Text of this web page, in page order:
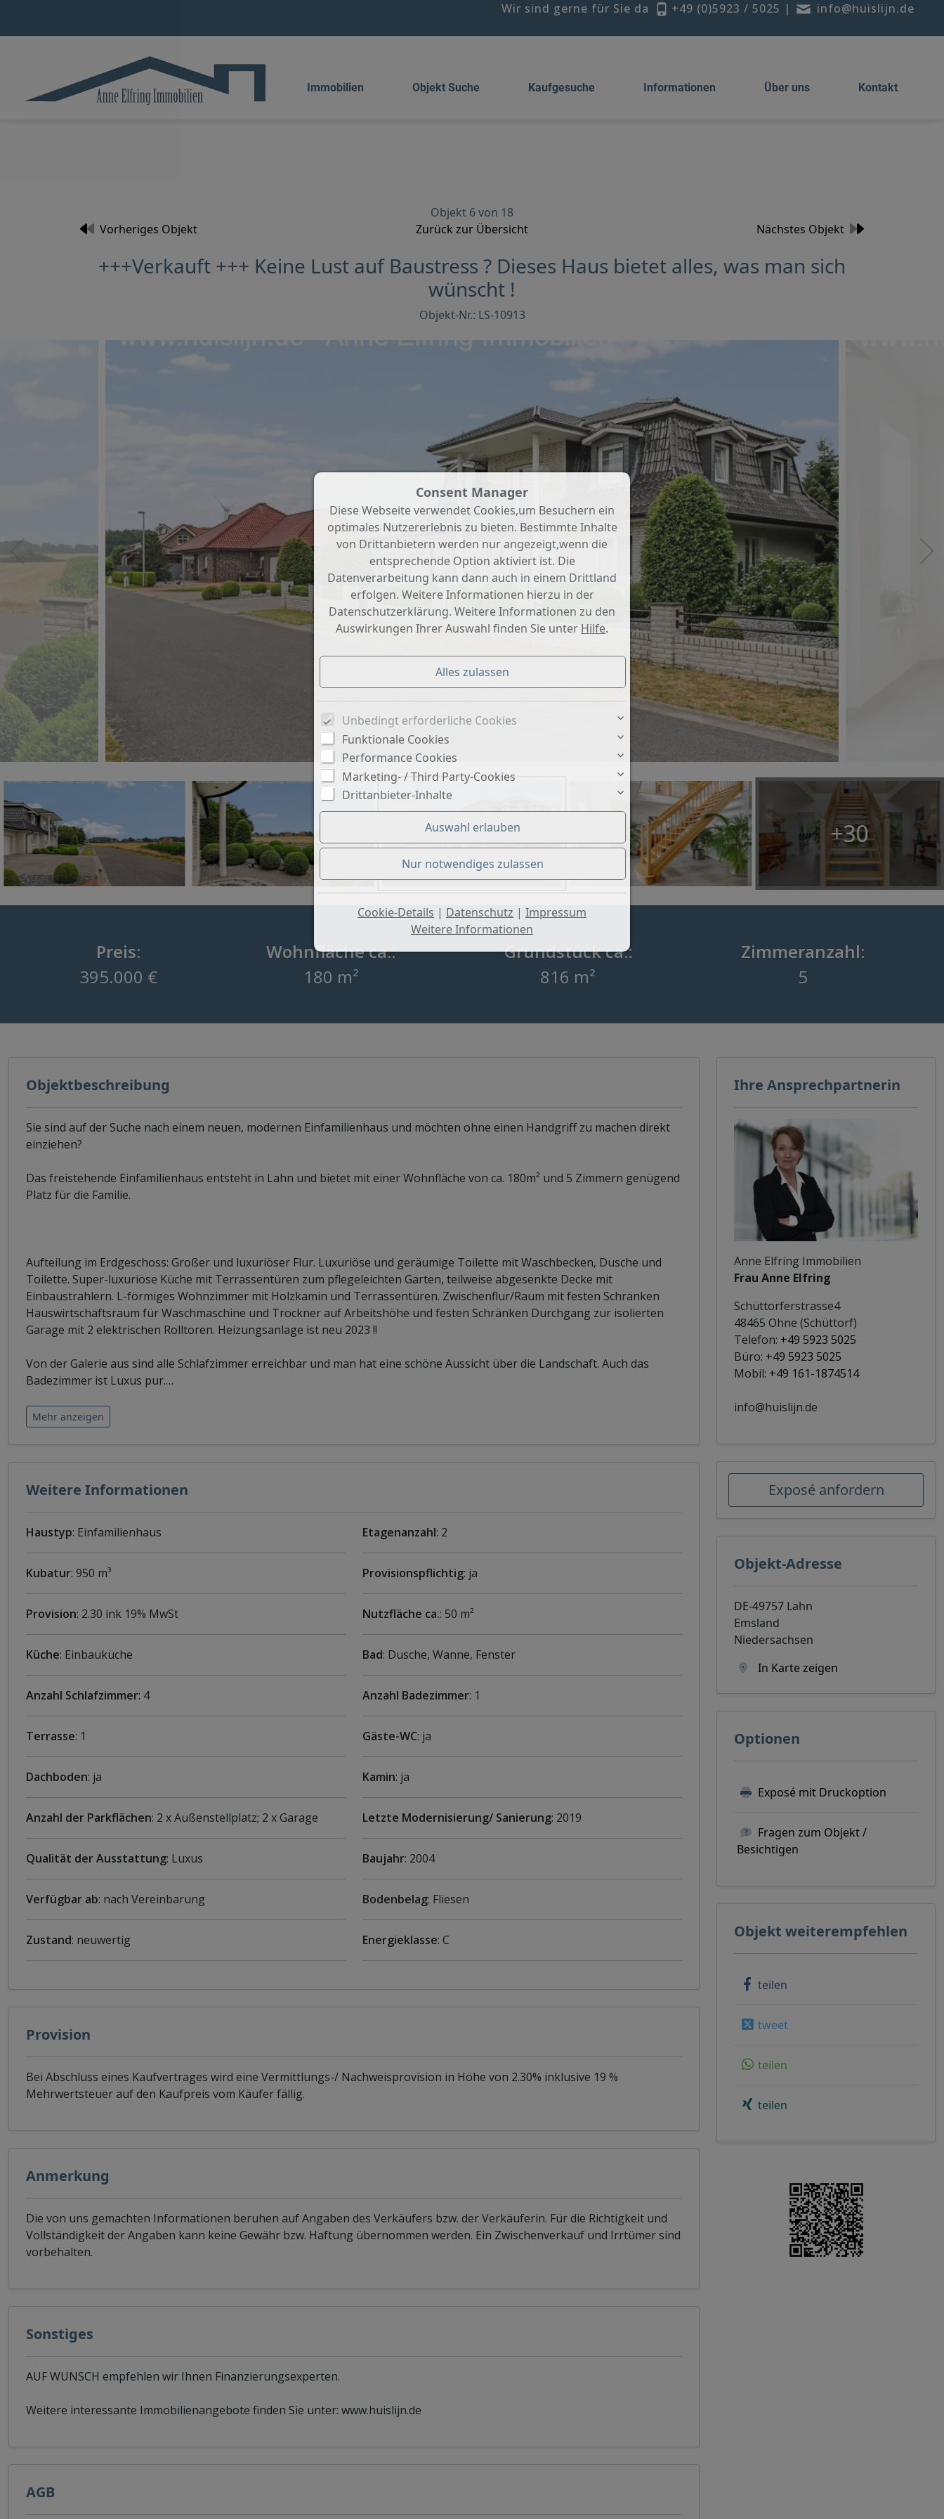
Wir sind gerne für Sie da +49 (0)5923 / 5025 | info@huislijn.de
Immobilien Objekt Suche Kaufgesuche Informationen Über uns Kontakt
Objekt 6 von 18
Nächstes Objekt
Vorheriges Objekt Zurück zur Übersicht
+++Verkauft +++ Keine Lust auf Baustress ? Dieses Haus bietet alles, was man sich
wünscht !
Objekt-Nr.: LS-10913
+30
Preis:
395.000 €
Wohnfläche ca.:
180 m²
Grundstück ca.:
816 m²
Zimmeranzahl:
5
Objektbeschreibung
Sie sind auf der Suche nach einem neuen, modernen Einfamilienhaus und möchten ohne einen Handgriff zu machen direkt
einziehen?
Das freistehende Einfamilienhaus entsteht in Lahn und bietet mit einer Wohnfläche von ca. 180m² und 5 Zimmern genügend
Platz für die Familie.
Aufteilung im Erdgeschoss: Großer und luxuriöser Flur. Luxuriöse und geräumige Toilette mit Waschbecken, Dusche und
Toilette. Super-luxuriöse Küche mit Terrassentüren zum pflegeleichten Garten, teilweise abgesenkte Decke mit
Einbaustrahlern. L-förmiges Wohnzimmer mit Holzkamin und Terrassentüren. Zwischenflur/Raum mit festen Schränken
Hauswirtschaftsraum für Waschmaschine und Trockner auf Arbeitshöhe und festen Schränken Durchgang zur isolierten
Garage mit 2 elektrischen Rolltoren. Heizungsanlage ist neu 2023 !!
Von der Galerie aus sind alle Schlafzimmer erreichbar und man hat eine schöne Aussicht über die Landschaft. Auch das
Badezimmer ist Luxus pur.…
Mehr anzeigen
Weitere Informationen
Haustyp: Einfamilienhaus Etagenanzahl: 2
Kubatur: 950 m³ Provisionspflichtig: ja
Provision: 2.30 ink 19% MwSt Nutzfläche ca.: 50 m²
Küche: Einbauküche Bad: Dusche, Wanne, Fenster
Anzahl Schlafzimmer: 4 Anzahl Badezimmer: 1
Terrasse: 1 Gäste-WC: ja
Dachboden: ja Kamin: ja
Anzahl der Parkflächen: 2 x Außenstellplatz; 2 x Garage Letzte Modernisierung/ Sanierung: 2019
Qualität der Ausstattung: Luxus Baujahr: 2004
Verfügbar ab: nach Vereinbarung Bodenbelag: Fliesen
Zustand: neuwertig Energieklasse: C
Provision
Bei Abschluss eines Kaufvertrages wird eine Vermittlungs-/ Nachweisprovision in Höhe von 2.30% inklusive 19 %
Mehrwertsteuer auf den Kaufpreis vom Käufer fällig.
Anmerkung
Die von uns gemachten Informationen beruhen auf Angaben des Verkäufers bzw. der Verkäuferin. Für die Richtigkeit und
Vollständigkeit der Angaben kann keine Gewähr bzw. Haftung übernommen werden. Ein Zwischenverkauf und Irrtümer sind
vorbehalten.
Sonstiges
AUF WUNSCH empfehlen wir Ihnen Finanzierungsexperten.
Weitere interessante Immobilienangebote finden Sie unter: www.huislijn.de
AGB
Ihre Ansprechpartnerin
Anne Elfring Immobilien
Frau Anne Elfring
Schüttorferstrasse4
48465 Ohne (Schüttorf)
Telefon: +49 5923 5025
Büro: +49 5923 5025
Mobil: +49 161-1874514
info@huislijn.de
Exposé anfordern
Objekt-Adresse
DE-49757 Lahn
Emsland
Niedersachsen
In Karte zeigen
Optionen
Exposé mit Druckoption
Fragen zum Objekt /
Besichtigen
Objekt weiterempfehlen
teilen
tweet
teilen
teilen
Consent Manager
Diese Webseite verwendet Cookies,um Besuchern ein
optimales Nutzererlebnis zu bieten. Bestimmte Inhalte
von Drittanbietern werden nur angezeigt,wenn die
entsprechende Option aktiviert ist. Die
Datenverarbeitung kann dann auch in einem Drittland
erfolgen. Weitere Informationen hierzu in der
Datenschutzerklärung. Weitere Informationen zu den
Auswirkungen Ihrer Auswahl finden Sie unter Hilfe.
Unbedingt erforderliche Cookies
Funktionale Cookies
Performance Cookies
Marketing- / Third Party-Cookies
Drittanbieter-Inhalte
Cookie-Details | Datenschutz | Impressum
Weitere Informationen
Consent Manager
HILFE
Um fortfahren zu können,müssen Sie eine
Auswahl treffen. Nachfolgend erhalten Sie
Erläuterung der verschiedenen Optionen und
Bedeutung.
Alles zulassen:
Jedes Cookie wie z.B. Tracking- und Analytische-
sowie Drittanbieter-Inhalte.
Auswahl erlauben:
Es werden nur Drittanbieter-Inhalte oder die
Arten zugelassen die Sie in den Checkboxen
haben.
Nur notwendiges zulassen:
Es werden nur die technisch notwendigen
zugelassen und keine Drittanbieter-Inhalte.
Sie können Ihre Cookie-Einstellung jederzeit hier
Cookie-Details
Datenschutz|Impressum
zurück